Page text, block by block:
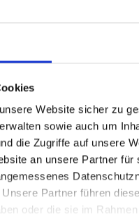
Website sicher zu
sowie auch um
die Zugriffe auf unsere
an unsere Partner
Partner führen
oder die sie im
zu St. Pölten
Matthias
mit